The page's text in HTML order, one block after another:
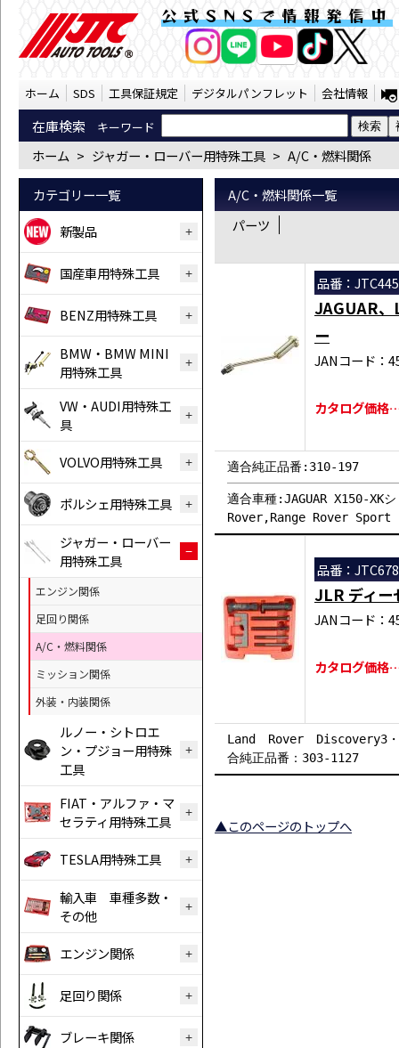
ジャガー・ローバー用特殊工具
公式SNSで情報発信中
ホーム SDS 工具保証規定 デジタルパンフレット 会社情報
在庫検索 キーワード
ホーム > ジャガー・ローバー用特殊工具 > A/C・燃料関係
カテゴリー一覧
新製品
国産車用特殊工具
BENZ用特殊工具
BMW・BMW MINI
用特殊工具
VW・AUDI用特殊工
具
VOLVO用特殊工具
ポルシェ用特殊工具
ジャガー・ローバー
用特殊工具
エンジン関係
足回り関係
A/C・燃料関係
ミッション関係
外装・内装関係
ルノー・シトロエ
ン・プジョー用特殊
工具
FIAT・アルファ・マ
セラティ用特殊工具
TESLA用特殊工具
輸入車 車種多数・
その他
エンジン関係
足回り関係
ブレーキ関係
A/C・燃料関係一覧
パーツ
品番：
JAGUAR
ー
JANコード：
カタログ価格
適合純正品番:310-197
適合車種:JAGUAR X150-XK
Rover,Range Rover Sport
品番：
JLR ディー
JANコード：
カタログ価格
Land Rover Discovery3
合純正品番：303-1127
▲このページのトップへ
AI商品コンシェルジ
オンライン